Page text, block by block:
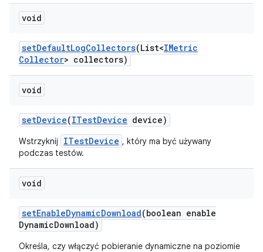
void
setDefaultLogCollectors(List<IMetric
Collector> collectors)
void
setDevice(ITestDevice device)
Wstrzyknij ITestDevice , który ma być używany
podczas testów.
void
setEnableDynamicDownload(boolean enable
DynamicDownload)
Określa, czy włączyć pobieranie dynamiczne na poziomie